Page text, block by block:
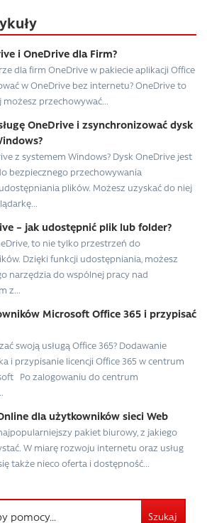
i OneDrive dla Firm?
dla firm OneDrive w pakiecie aplikacji Office
w OneDrive bez internetu? OneDrive to
przechowywać...
OneDrive i zsynchronizować dysk
z systemem Windows? Dysk OneDrive jest
bezpiecznego przechowywania
plików. Możesz uzyskać do niej
– jak udostępnić plik lub folder?
to nie tylko przestrzeń do
Dzięki funkcji udostępniania, możesz
narzędzia do wspólnej pracy nad
z...
Microsoft Office 365 i przypisać
swoją usługą Office 365? Dodawanie
i przypisanie licencji Office 365 w centrum
Po zalogowaniu do centrum
dla użytkowników sieci Web
pakiet biurowy, z jakiego
W miarę rozwoju internetu oraz usług
także nieco oferta i dostępność...
Szukaj